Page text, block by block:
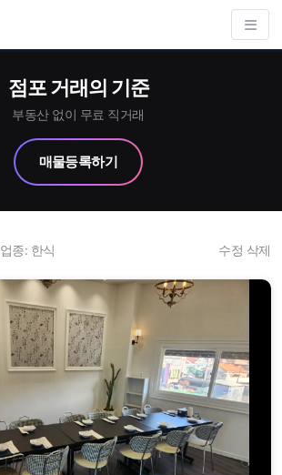
점포 거래의 기준
부동산 없이 무료 직거래
매물등록하기
업종: 한식 수정 삭제